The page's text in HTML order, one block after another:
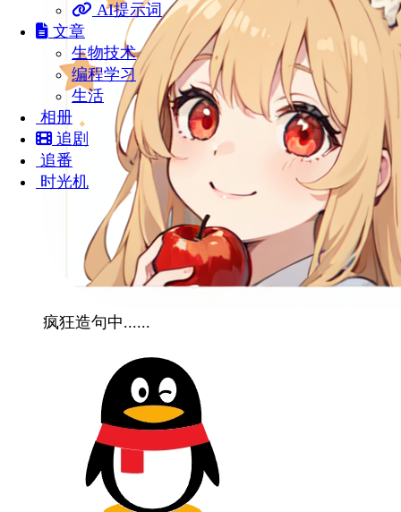
AI提示词
文章
生物技术
编程学习
生活
相册
追剧
追番
时光机
疯狂造句中......